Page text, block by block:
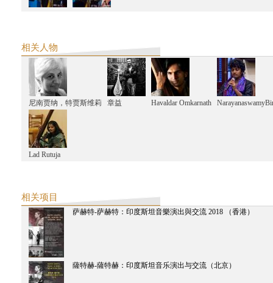
薩特赫-薩特赫
薩特赫-薩特赫：印度斯坦音乐演出与交流（班加罗尔）
相关人物
尼南贾纳，特贾斯维莉 章益 Havaldar Omkarnath
Lad Rutuja
相关项目
萨赫特-萨赫特：印度斯坦音樂演出與交流 2018 （香港）
薩特赫-薩特赫：印度斯坦音乐演出与交流（北京）